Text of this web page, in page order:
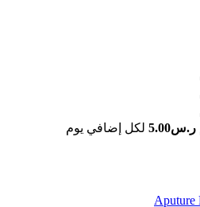
ر.س5.00 لكل إضافي يوم